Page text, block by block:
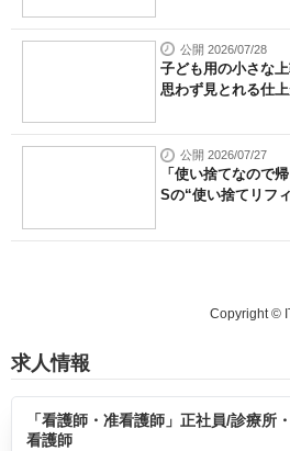
公開 2026/07/28
子ども用の小さな
思わず見とれる仕
公開 2026/07/27
「使い捨てなので
Sの“使い捨てリフ
Copyright ©
求人情報
「看護師・准看護師」正社員/診療所
看護師